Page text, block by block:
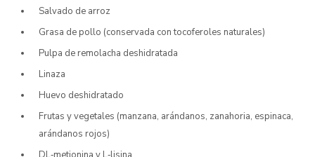
Salvado de arroz
Grasa de pollo (conservada con tocoferoles naturales)
Pulpa de remolacha deshidratada
Linaza
Huevo deshidratado
Frutas y vegetales (manzana, arándanos, zanahoria, espinaca,
arándanos rojos)